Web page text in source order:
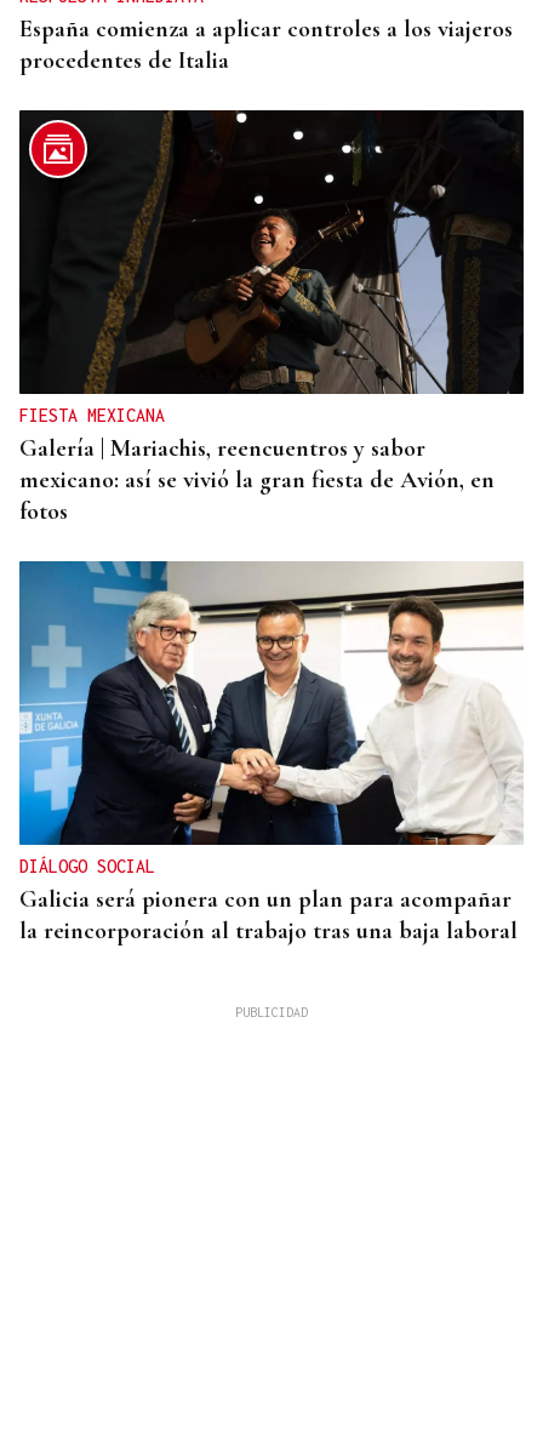
España comienza a aplicar controles a los viajeros
procedentes de Italia
FIESTA MEXICANA
Galería | Mariachis, reencuentros y sabor
mexicano: así se vivió la gran fiesta de Avión, en
fotos
DIÁLOGO SOCIAL
Galicia será pionera con un plan para acompañar
la reincorporación al trabajo tras una baja laboral